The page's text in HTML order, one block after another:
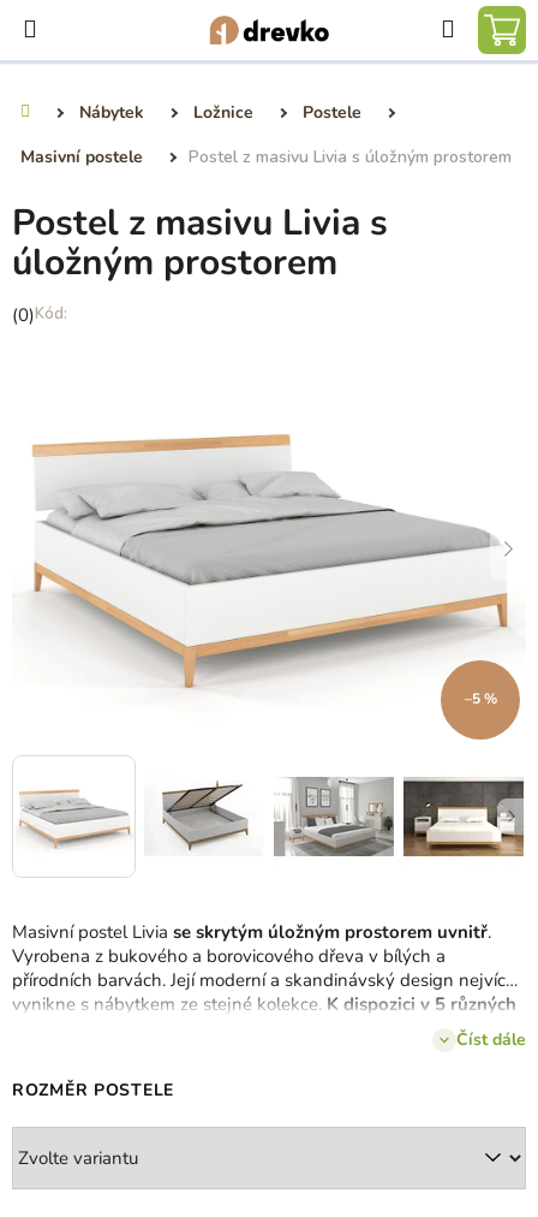
obsah
Hledat
Nábytek Ložnice
Postele
Masivní postele
Postel z masivu Livia s úložným prostorem
Masivní postel Livia se skrytým úložným prostorem uvnitř.
Vyrobena z bukového a borovicového dřeva v bílých a
přírodních barvách. Její moderní a skandinávský design nejvíce
vynikne s nábytkem ze stejné kolekce. K dispozici v 5 různých
Číst dále
ROZMĚR POSTELE
Postel z masivu Livia s
úložným prostorem
Průměrné
hvězdiček.
(0)
–5 %